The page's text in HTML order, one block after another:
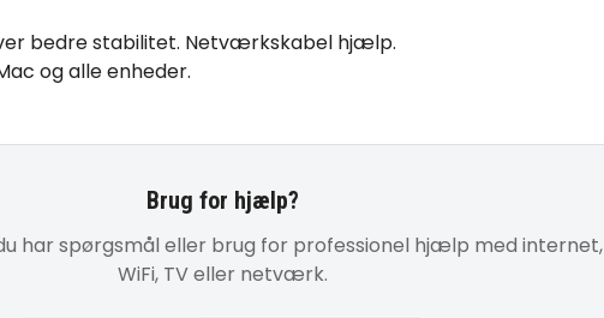
bedre stabilitet. Netværkskabel hjælp.
og alle enheder.
Brug for hjælp?
har spørgsmål eller brug for professionel hjælp med internet,
WiFi, TV eller netværk.